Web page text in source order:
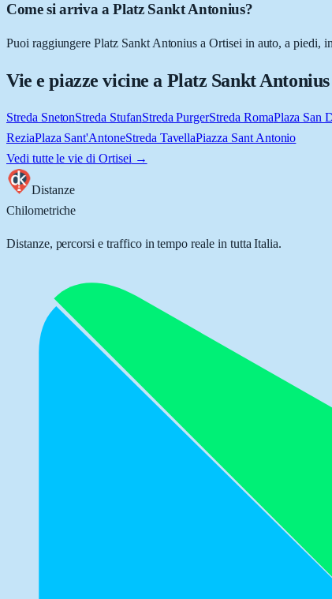
Come si arriva a Platz Sankt Antonius?
Puoi raggiungere Platz Sankt Antonius a Ortisei in auto, a piedi,
Vie e piazze vicine a Platz Sankt Antonius
Streda SnetonStreda StufanStreda PurgerStreda RomaPlaza San
ReziaPlaza Sant'AntoneStreda TavellaPiazza Sant Antonio
Vedi tutte le vie di Ortisei →
Distanze
Chilometriche
Distanze, percorsi e traffico in tempo reale in tutta Italia.